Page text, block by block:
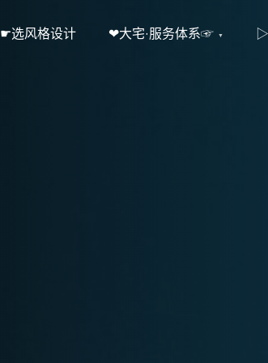
☛选风格设计 ❤大宅·服务体系☞ ▷